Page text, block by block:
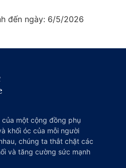
đến ngày: 6/5/2026
một cộng đồng phụ
khối óc của mỗi người
chúng ta thắt chặt các
và tăng cường sức mạnh